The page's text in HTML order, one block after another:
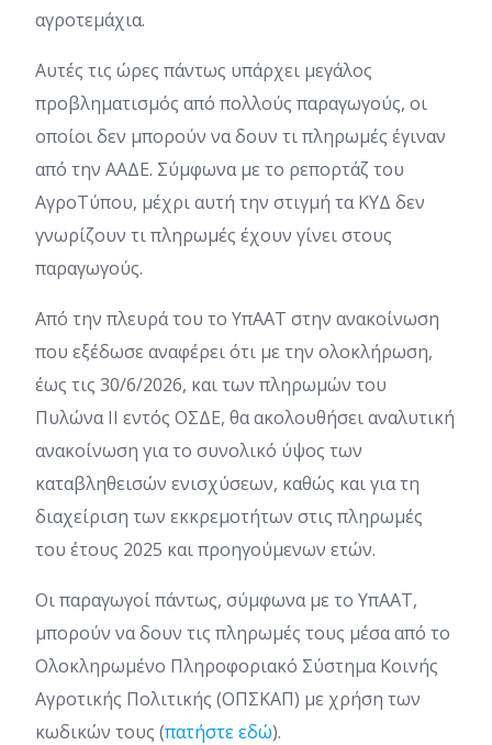
αγροτεμάχια.
Αυτές τις ώρες πάντως υπάρχει μεγάλος
προβληματισμός από πολλούς παραγωγούς, οι
οποίοι δεν μπορούν να δουν τι πληρωμές έγιναν
από την ΑΑΔΕ. Σύμφωνα με το ρεπορτάζ του
ΑγροΤύπου, μέχρι αυτή την στιγμή τα ΚΥΔ δεν
γνωρίζουν τι πληρωμές έχουν γίνει στους
παραγωγούς.
Από την πλευρά του το ΥπΑΑΤ στην ανακοίνωση
που εξέδωσε αναφέρει ότι με την ολοκλήρωση,
έως τις 30/6/2026, και των πληρωμών του
Πυλώνα ΙΙ εντός ΟΣΔΕ, θα ακολουθήσει αναλυτική
ανακοίνωση για το συνολικό ύψος των
καταβληθεισών ενισχύσεων, καθώς και για τη
διαχείριση των εκκρεμοτήτων στις πληρωμές
του έτους 2025 και προηγούμενων ετών.
Οι παραγωγοί πάντως, σύμφωνα με το ΥπΑΑΤ,
μπορούν να δουν τις πληρωμές τους μέσα από το
Ολοκληρωμένο Πληροφοριακό Σύστημα Κοινής
Αγροτικής Πολιτικής (ΟΠΣΚΑΠ) με χρήση των
κωδικών τους (πατήστε εδώ).